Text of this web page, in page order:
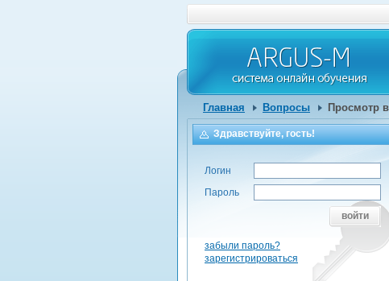
Главная Вопросы Просмотр
Здравствуйте, гость!
Логин
Пароль
войти
забыли пароль?
зарегистрироваться